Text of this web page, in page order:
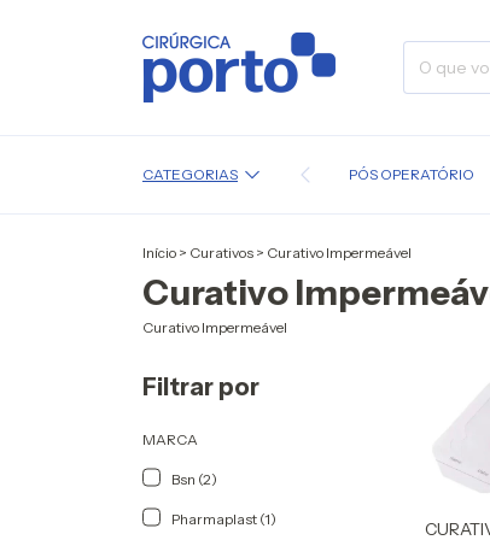
CATEGORIAS PÓS OPERATÓRIO
Início > Curativos > Curativo Impermeável
Curativo
Curativo Impermeável
Filtrar por
MARCA
Bsn (2)
Pharmaplast (1)